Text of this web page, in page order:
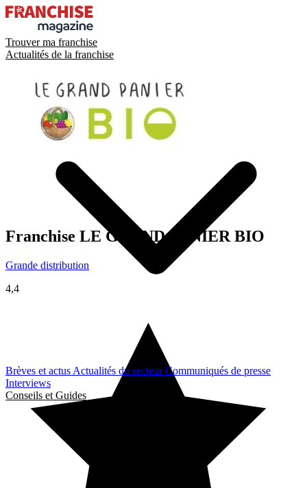
Trouver ma franchise
Actualités de la franchise
Brèves et actus Actualités du secteurCommuniqués de presse
Interviews
Conseils et Guides
Franchise LE GRAND PANIER BIO
Grande distribution
4,4